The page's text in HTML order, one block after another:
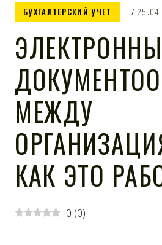
БУХГАЛТЕРСКИЙ УЧЕТ
МЕЖДУ
КАК ЭТО
0 (0)